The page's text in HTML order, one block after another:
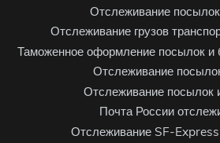
Отслеживание
Отслеживание грузов
Таможенное оформление посылок
Отслеживание
Отслеживание посылок
Почта России
Отслеживание SF-